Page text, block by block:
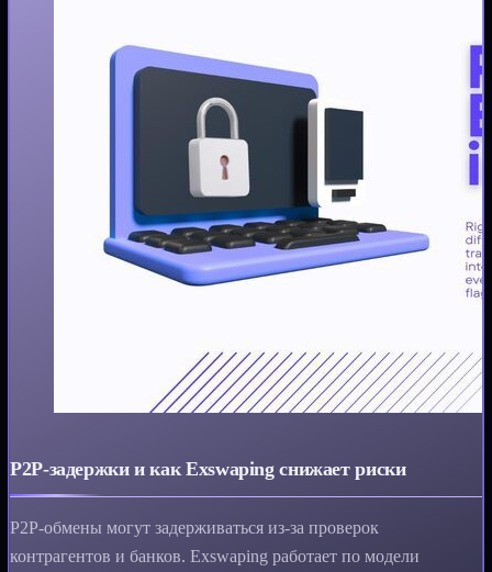
P2P-задержки и как Exswaping снижает риски
P2P-обмены могут задерживаться из‑за проверок
контрагентов и банков. Exswaping работает по модели